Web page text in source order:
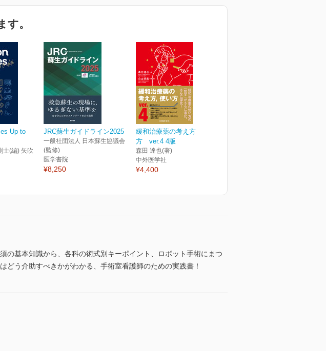
。
Up to
士(編) 矢吹
JRC蘇生ガイドライン2025
一般社団法人 日本蘇生協議会
(監修)
医学書院
¥8,250
緩和治療薬の考え方、使い
方 ver.4 4版
森田 達也(著)
中外医学社
¥4,400
の基本知識から、各科の術式別キーポイント、ロボット手術にまつ
う介助すべきかがわかる、手術室看護師のための実践書！